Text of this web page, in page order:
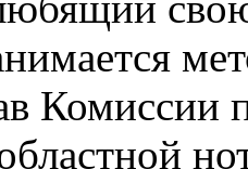
Комиссии